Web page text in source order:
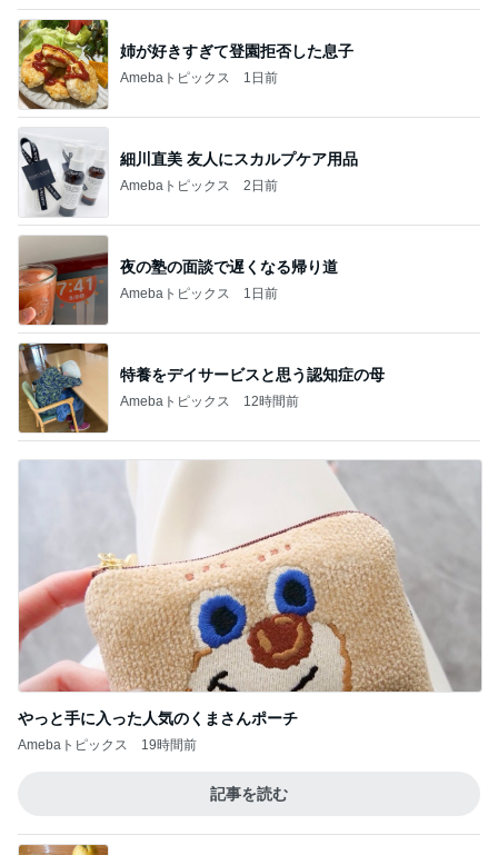
姉が好きすぎて登園拒否した息子
Amebaトピックス 1日前
細川直美 友人にスカルプケア用品
Amebaトピックス 2日前
夜の塾の面談で遅くなる帰り道
Amebaトピックス 1日前
特養をデイサービスと思う認知症の母
Amebaトピックス 12時間前
やっと手に入った人気のくまさんポーチ
Amebaトピックス 19時間前
記事を読む